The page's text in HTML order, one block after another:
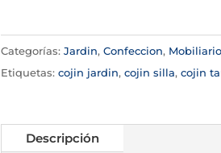
Categorías: Jardin, Confeccion,
Etiquetas: cojin jardin, cojin silla, cojin
Descripción